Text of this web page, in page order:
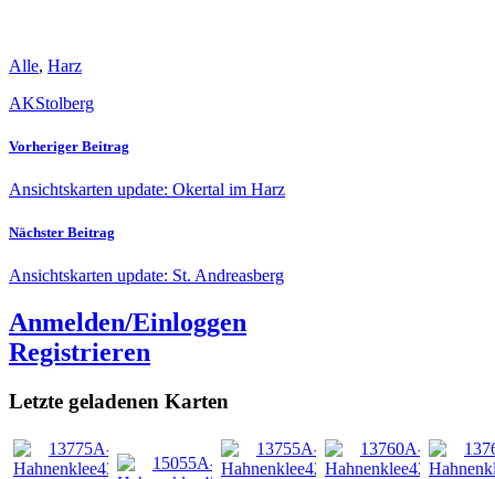
Alle, Harz
AKStolberg
Vorheriger Beitrag
Ansichtskarten update: Okertal im Harz
Nächster Beitrag
Ansichtskarten update: St. Andreasberg
Anmelden/Einloggen
Registrieren
Letzte geladenen Karten